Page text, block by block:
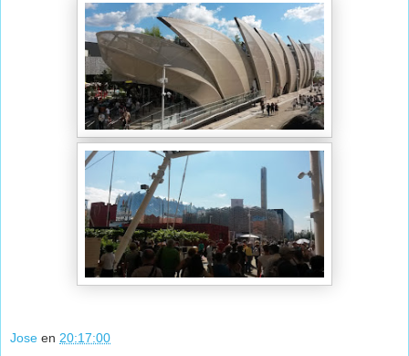
Jose en 20:17:00